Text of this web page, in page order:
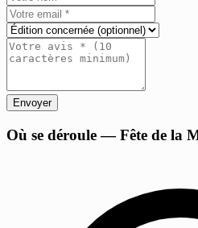
Envoyer
Où se déroule — Fête de la